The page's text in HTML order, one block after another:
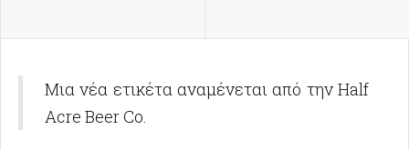
Μια νέα ετικέτα αναμένεται από την Half
Acre Beer Co.